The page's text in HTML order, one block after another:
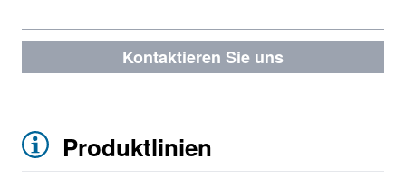
Kontaktieren Sie uns
Produktlinien